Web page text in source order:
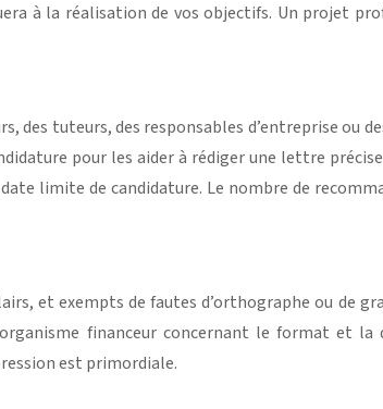
à la réalisation de vos objectifs. Un projet
tuteurs, des responsables d’entreprise ou
pour les aider à rédiger une lettre
limite de candidature. Le nombre de
et exempts de fautes d’orthographe ou de
financeur concernant le format et
est primordiale.